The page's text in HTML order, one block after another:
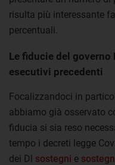
risulta più interessante
percentuali.
Le fiducie del
esecutivi precedenti
Focalizzandoci in
abbiamo già osservato
fiducia si sia reso
tempo i decreti legge
dei Dl sostegni e